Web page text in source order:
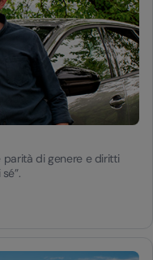
di genere e diritti